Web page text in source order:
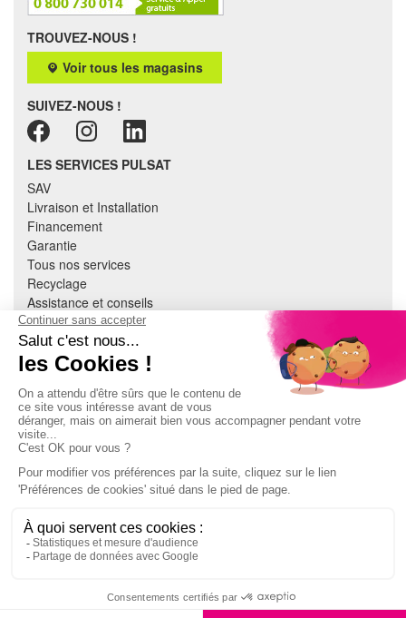
TROUVEZ-NOUS !
Voir tous les magasins
SUIVEZ-NOUS !
LES SERVICES PULSAT
SAV
Livraison et Installation
Financement
Garantie
Tous nos services
Recyclage
Assistance et conseils
Cuisine équipée
Literie
Nous contacter
À PROPOS
CGV
Mentions légales
Données personnelles
Devenir adhérent
EN SAVOIR PLUS
Indice de réparabilité
Accès extranet Pulsat
Jeux concours